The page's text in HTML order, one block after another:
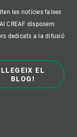
les notícies falses
CREAF disposem
dedicats a la difusió
LLEGEIX EL
BLOG!